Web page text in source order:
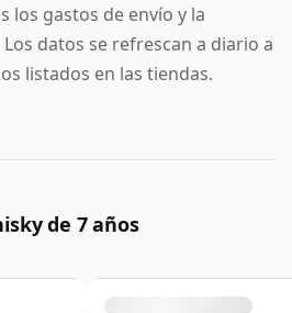
los gastos de envío y la
datos se refrescan a diario a
listados en las tiendas.
de 7 años